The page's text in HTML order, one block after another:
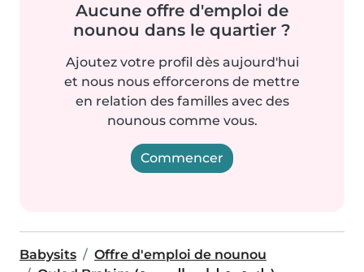
Aucune offre d'emploi de
nounou dans le quartier ?
Ajoutez votre profil dès aujourd'hui
et nous nous efforcerons de mettre
en relation des familles avec des
nounous comme vous.
Commencer
Babysits
Offre d'emploi de nounou